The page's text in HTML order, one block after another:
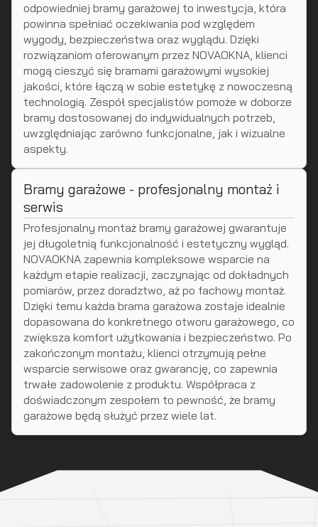
odpowiedniej bramy garażowej to inwestycja, która
powinna spełniać oczekiwania pod względem
wygody, bezpieczeństwa oraz wyglądu. Dzięki
rozwiązaniom oferowanym przez NOVAOKNA, klienci
mogą cieszyć się bramami garażowymi wysokiej
jakości, które łączą w sobie estetykę z nowoczesną
technologią. Zespół specjalistów pomoże w doborze
bramy dostosowanej do indywidualnych potrzeb,
uwzględniając zarówno funkcjonalne, jak i wizualne
aspekty.
Bramy garażowe - profesjonalny montaż i
serwis
Profesjonalny montaż bramy garażowej gwarantuje
jej długoletnią funkcjonalność i estetyczny wygląd.
NOVAOKNA zapewnia kompleksowe wsparcie na
każdym etapie realizacji, zaczynając od dokładnych
pomiarów, przez doradztwo, aż po fachowy montaż.
Dzięki temu każda brama garażowa zostaje idealnie
dopasowana do konkretnego otworu garażowego, co
zwiększa komfort użytkowania i bezpieczeństwo. Po
zakończonym montażu, klienci otrzymują pełne
wsparcie serwisowe oraz gwarancję, co zapewnia
trwałe zadowolenie z produktu. Współpraca z
doświadczonym zespołem to pewność, że bramy
garażowe będą służyć przez wiele lat.